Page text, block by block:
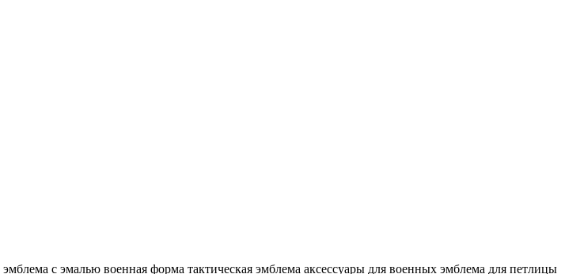
эмблема с эмалью военная форма тактическая эмблема аксессуары для военных эмблема для петлицы